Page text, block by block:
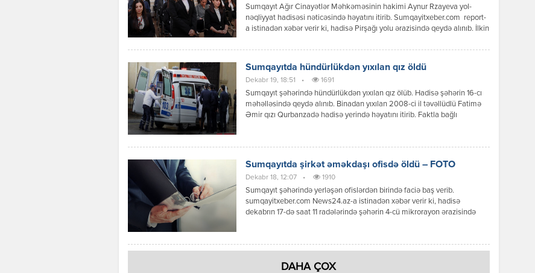
Sumqayıt Ağır Cinayətlər Məhkəməsinin hakimi Aynur Rzayeva yol-
nəqliyyat hadisəsi nəticəsində həyatını itirib. Sumqayitxeber.com report-
a istinadən xəbər verir ki, hadisə Pirşağı yolu ərazisində qeydə alınıb. İlkin
digər nəqliyyat vasitəsilə toqquşub. Nəticədə hakim hadisə yerində ölüb.
övladıdır. O bu vəzifəyə 2022-ci […]
Sumqayıtda hündürlükdən yıxılan qız öldü
Dekabr 19, 18:51 • 1691
Sumqayıt şəhərində hündürlükdən yıxılan qız ölüb. Hadisə şəhərin 16-cı
məhəlləsində qeydə alınıb. Binadan yıxılan 2008-ci il təvəllüdlü Fatimə
Əmir qızı Qurbanzadə hadisə yerində həyatını itirib. Faktla bağlı
Sumqayıtda şirkət əməkdaşı ofisdə öldü – FOTO
Dekabr 18, 12:07 • 1910
Sumqayıt şəhərində yerləşən ofislərdən birində faciə baş verib.
sumqayitxeber.com News24.az-a istinadən xəbər verir ki, hadisə
dekabrın 17-də saat 11 radələrində şəhərin 4-cü mikrorayon ərazisində
Məmmədov iş yerində qəfil vəfat edib. Onun böyrək çatışmazlığından
DAHA ÇOX